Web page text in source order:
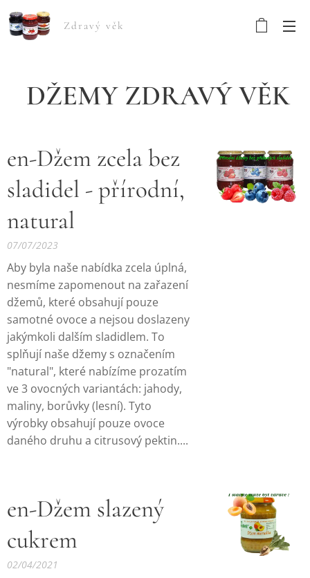
Zdravý věk
DŽEMY ZDRAVÝ VĚK
en-Džem zcela bez
sladidel - přírodní,
natural
07/07/2023
Aby byla naše nabídka zcela úplná,
nesmíme zapomenout na zařazení
džemů, které obsahují pouze
samotné ovoce a nejsou doslazeny
jakýmkoli dalším sladidlem. To
splňují naše džemy s označením
"natural", které nabízíme prozatím
ve 3 ovocných variantách: jahody,
maliny, borůvky (lesní). Tyto
výrobky obsahují pouze ovoce
daného druhu a citrusový pektin....
en-Džem slazený
cukrem
02/04/2021